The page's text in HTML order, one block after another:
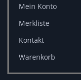
Mein Konto
Merkliste
Kontakt
Warenkorb